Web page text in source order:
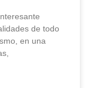
de todo
en una